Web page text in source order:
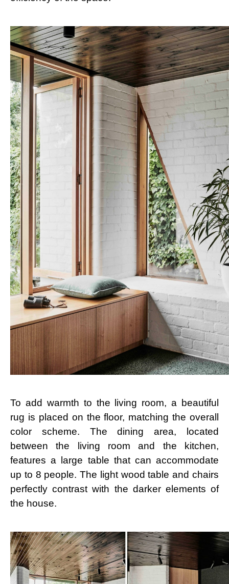
To add warmth to the living room, a beautiful
rug is placed on the floor, matching the overall
color scheme. The dining area, located
between the living room and the kitchen,
features a large table that can accommodate
up to 8 people. The light wood table and chairs
perfectly contrast with the darker elements of
the house.